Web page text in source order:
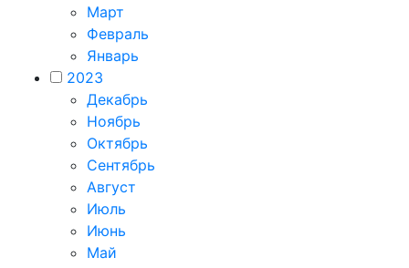
Март
Февраль
Январь
2023
Декабрь
Ноябрь
Октябрь
Сентябрь
Август
Июль
Июнь
Май